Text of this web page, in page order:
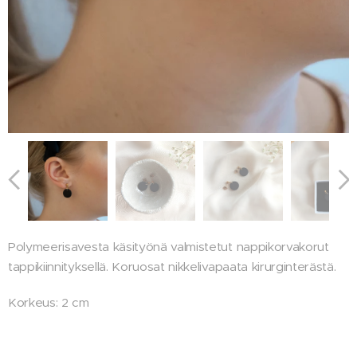
Polymeerisavesta käsityönä valmistetut nappikorvakorut
tappikiinnityksellä. Koruosat nikkelivapaata kirurginterästä.
Korkeus: 2 cm